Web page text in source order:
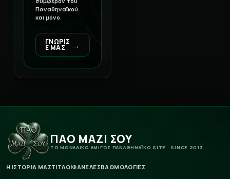
Παναθηναϊκού
και μόνο.
ΓΝΩΡΙΣ
Ε ΜΑΣ →
ΠΑΟ ΜΑΖΙ ΣΟΥ
ΤΟ ΜΟΝΑΔΙΚΟ ΑΜΙΓΩΣ ΠΑΝΑΘΗΝΑΪΚΟ SITE · SINCE 2013
Η ΙΣΤΟΡΙΑ ΜΑΣΤΙΤΛΟΙΦΑΝΕΛΕΣΒΑΘΜΟΛΟΓΙΕΣ